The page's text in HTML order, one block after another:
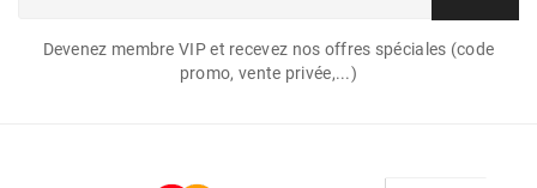
Devenez membre VIP et recevez nos offres spéciales (code
promo, vente privée,...)